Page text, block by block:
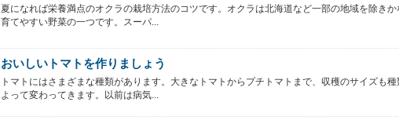
夏になれば栄養満点のオクラの栽培方法のコツです。オクラは北海道など一部の地域を除きか
育てやすい野菜の一つです。スーパ...
おいしいトマトを作りましょう
トマトにはさまざまな種類があります。大きなトマトからプチトマトまで、収穫のサイズも種
よって変わってきます。以前は病気...